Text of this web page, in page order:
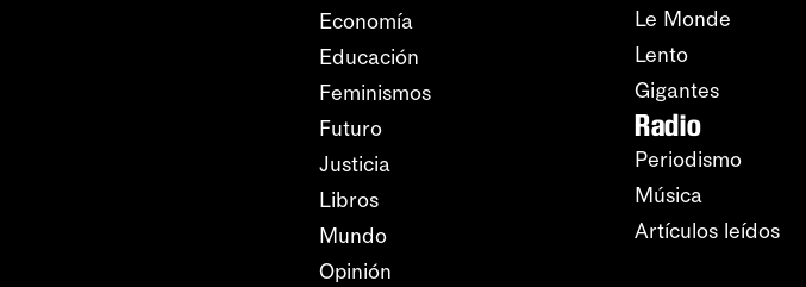
Economía
Educación
Feminismos
Futuro
Justicia
Libros
Mundo
Opinión
Le Monde
Lento
Gigantes
Radio
Periodismo
Música
Artículos leídos